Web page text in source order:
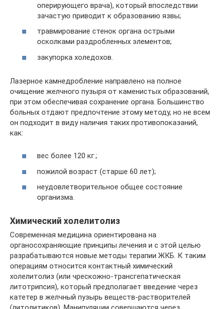
оперирующего врача), который впоследствии
зачастую приводит к образованию язвы;
травмирование стенок органа острыми
осколками раздробленных элементов;
закупорка холедохов.
Лазерное камнедробление направлено на полное
очищение желчного пузыря от каменистых образований,
при этом обеспечивая сохранение органа. Большинство
больных отдают предпочтение этому методу, но не всем
он подходит в виду наличия таких противопоказаний,
как:
вес более 120 кг.;
пожилой возраст (старше 60 лет);
неудовлетворительное общее состояние
организма.
Химический холелитолиз
Современная медицина ориентирована на
органосохраняющие принципы лечения и с этой целью
разрабатываются новые методы терапии ЖКБ. К таким
операциям относится контактный химический
холелитолиз (или чрескожно-трансгепатическая
литотрипсия), который предполагает введение через
катетер в желчный пузырь веществ-растворителей